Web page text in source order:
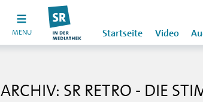
MENU Startseite Video
ARCHIV: SR RETRO - DIE